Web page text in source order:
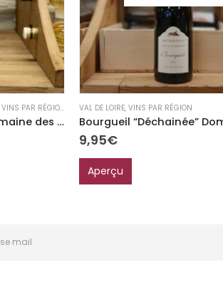
VINS PAR RÉGION
Crozes Hermitages Domaine des Hauts Chassis
VAL DE LOIRE, VINS PAR RÉGION
9,95€
Aperçu